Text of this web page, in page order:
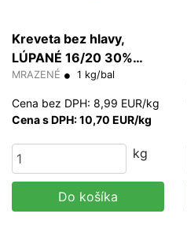
Kreveta bez hlavy,
LÚPANÉ 16/20 30%
glazúra (PD)
MRAZENÉ 1 kg/bal
Cena bez DPH: 8,99 EUR/kg
Cena s DPH: 10,70 EUR/kg
kg
Do košíka